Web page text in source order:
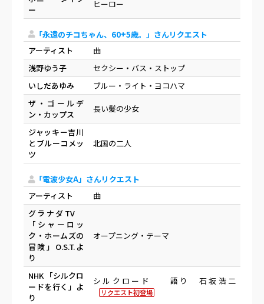
ー
ヒーロー
「永遠のチコちゃん、60+5歳。」さんリクエスト
アーティスト
曲
浅野ゆう子
セクシー・バス・ストップ
いしだあゆみ
ブルー・ライト・ヨコハマ
ザ・ゴールデ
ン・カップス
長い髪の少女
ジャッキー吉川
とブルーコメッ
ツ
北国の二人
「電波少女A」さんリクエスト
アーティスト
曲
グラナダTV
「シャーロッ
ク・ホームズの
冒険」O.S.T.よ
り
オープニング・テーマ
NHK 「シルクロ
ードを行く」よ
り
シルクロード 語り 石坂浩二
リクエスト初登場